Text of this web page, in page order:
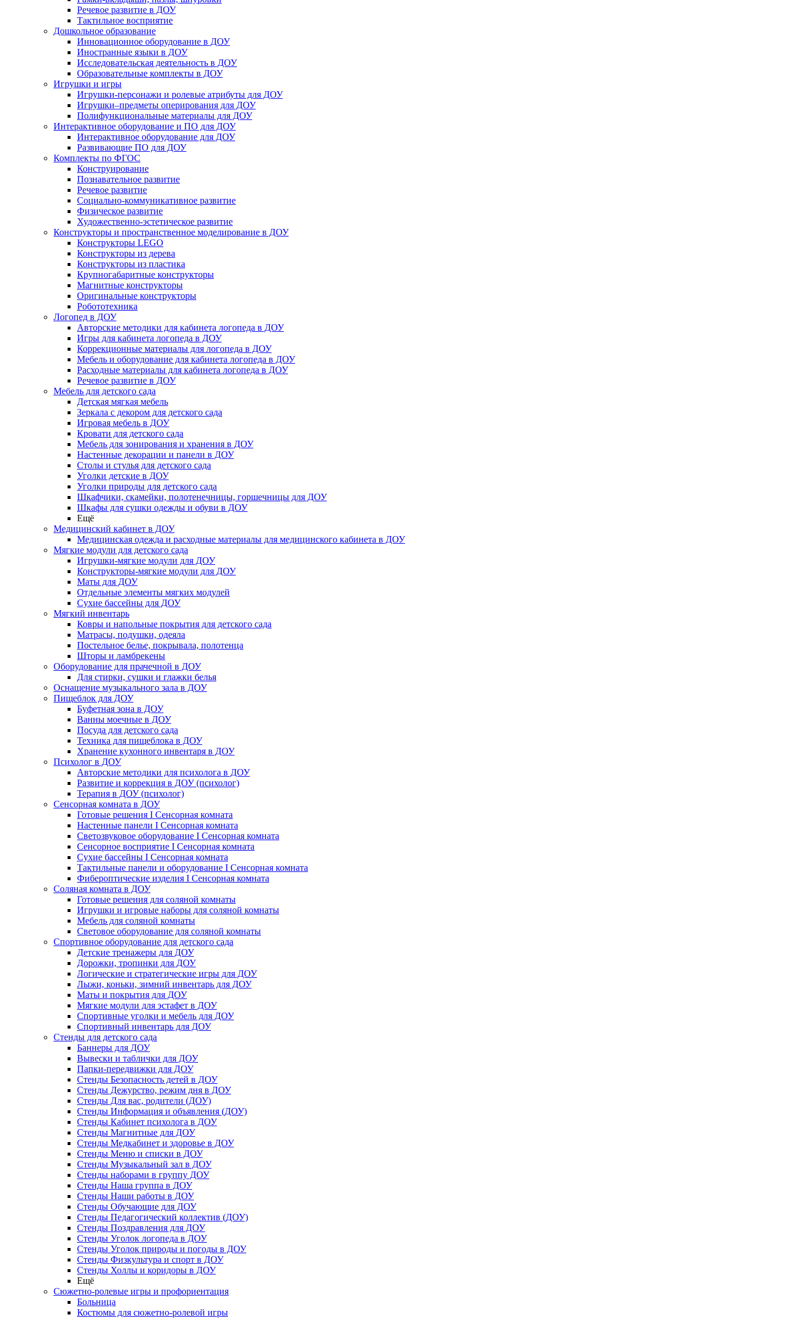
Речевое развитие в ДОУ
Тактильное восприятие
Дошкольное образование
Инновационное оборудование в ДОУ
Иностранные языки в ДОУ
Исследовательская деятельность в ДОУ
Образовательные комплекты в ДОУ
Игрушки и игры
Игрушки-персонажи и ролевые атрибуты для ДОУ
Игрушки–предметы оперирования для ДОУ
Полифункциональные материалы для ДОУ
Интерактивное оборудование и ПО для ДОУ
Интерактивное оборудование для ДОУ
Развивающие ПО для ДОУ
Комплекты по ФГОС
Конструирование
Познавательное развитие
Речевое развитие
Социально-коммуникативное развитие
Физическое развитие
Художественно-эстетическое развитие
Конструкторы и пространственное моделирование в ДОУ
Конструкторы LEGO
Конструкторы из дерева
Конструкторы из пластика
Крупногабаритные конструкторы
Магнитные конструкторы
Оригинальные конструкторы
Робототехника
Логопед в ДОУ
Авторские методики для кабинета логопеда в ДОУ
Игры для кабинета логопеда в ДОУ
Коррекционные материалы для логопеда в ДОУ
Мебель и оборудование для кабинета логопеда в ДОУ
Расходные материалы для кабинета логопеда в ДОУ
Речевое развитие в ДОУ
Мебель для детского сада
Детская мягкая мебель
Зеркала с декором для детского сада
Игровая мебель в ДОУ
Кровати для детского сада
Мебель для зонирования и хранения в ДОУ
Настенные декорации и панели в ДОУ
Столы и стулья для детского сада
Уголки детские в ДОУ
Уголки природы для детского сада
Шкафчики, скамейки, полотенечницы, горшечницы для ДОУ
Шкафы для сушки одежды и обуви в ДОУ
Ещё
Медицинский кабинет в ДОУ
Медицинская одежда и расходные материалы для медицинского кабинета в ДОУ
Мягкие модули для детского сада
Игрушки-мягкие модули для ДОУ
Конструкторы-мягкие модули для ДОУ
Маты для ДОУ
Отдельные элементы мягких модулей
Сухие бассейны для ДОУ
Мягкий инвентарь
Ковры и напольные покрытия для детского сада
Матрасы, подушки, одеяла
Постельное белье, покрывала, полотенца
Шторы и ламбрекены
Оборудование для прачечной в ДОУ
Для стирки, сушки и глажки белья
Оснащение музыкального зала в ДОУ
Пищеблок для ДОУ
Буфетная зона в ДОУ
Ванны моечные в ДОУ
Посуда для детского сада
Техника для пищеблока в ДОУ
Хранение кухонного инвентаря в ДОУ
Психолог в ДОУ
Авторские методики для психолога в ДОУ
Развитие и коррекция в ДОУ (психолог)
Терапия в ДОУ (психолог)
Сенсорная комната в ДОУ
Готовые решения I Сенсорная комната
Настенные панели I Сенсорная комната
Светозвуковое оборудование I Сенсорная комната
Сенсорное восприятие I Сенсорная комната
Сухие бассейны I Сенсорная комната
Тактильные панели и оборудование I Сенсорная комната
Фибероптические изделия I Сенсорная комната
Соляная комната в ДОУ
Готовые решения для соляной комнаты
Игрушки и игровые наборы для соляной комнаты
Мебель для соляной комнаты
Световое оборудование для соляной комнаты
Спортивное оборудование для детского сада
Детские тренажеры для ДОУ
Дорожки, тропинки для ДОУ
Логические и стратегические игры для ДОУ
Лыжи, коньки, зимний инвентарь для ДОУ
Маты и покрытия для ДОУ
Мягкие модули для эстафет в ДОУ
Спортивные уголки и мебель для ДОУ
Спортивный инвентарь для ДОУ
Стенды для детского сада
Баннеры для ДОУ
Вывески и таблички для ДОУ
Папки-передвижки для ДОУ
Стенды Безопасность детей в ДОУ
Стенды Дежурство, режим дня в ДОУ
Стенды Для вас, родители (ДОУ)
Стенды Информация и объявления (ДОУ)
Стенды Кабинет психолога в ДОУ
Стенды Магнитные для ДОУ
Стенды Медкабинет и здоровье в ДОУ
Стенды Меню и списки в ДОУ
Стенды Музыкальный зал в ДОУ
Стенды наборами в группу ДОУ
Стенды Наша группа в ДОУ
Стенды Наши работы в ДОУ
Стенды Обучающие для ДОУ
Стенды Педагогический коллектив (ДОУ)
Стенды Поздравления для ДОУ
Стенды Уголок логопеда в ДОУ
Стенды Уголок природы и погоды в ДОУ
Стенды Физкультура и спорт в ДОУ
Стенды Холлы и коридоры в ДОУ
Ещё
Сюжетно-ролевые игры и профориентация
Больница
Костюмы для сюжетно-ролевой игры